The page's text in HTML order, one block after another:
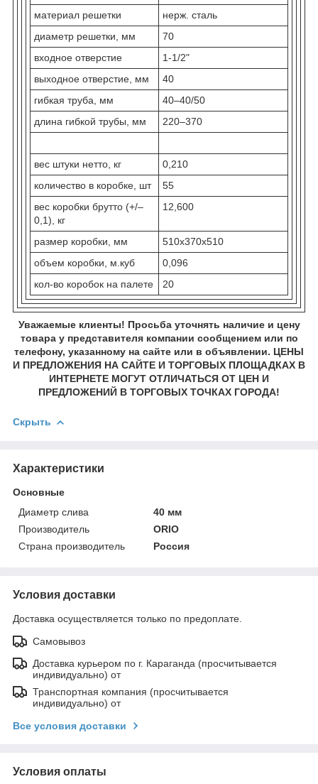
материал решетки
нерж. сталь
диаметр решетки, мм
70
входное отверстие
1-1/2"
выходное отверстие, мм
40
гибкая труба, мм
40–40/50
длина гибкой трубы, мм
220–370
вес штуки нетто, кг
0,210
количество в коробке, шт
55
вес коробки брутто (+/–
0,1), кг
12,600
размер коробки, мм
510x370x510
объем коробки, м.куб
0,096
кол-во коробок на палете
20
Уважаемые клиенты! Просьба уточнять наличие и цену
товара у представителя компании сообщением или по
телефону, указанному на сайте или в объявлении. ЦЕНЫ
И ПРЕДЛОЖЕНИЯ НА САЙТЕ И ТОРГОВЫХ ПЛОЩАДКАХ В
ИНТЕРНЕТЕ МОГУТ ОТЛИЧАТЬСЯ ОТ ЦЕН И
ПРЕДЛОЖЕНИЙ В ТОРГОВЫХ ТОЧКАХ ГОРОДА!
Скрыть
Характеристики
Основные
Диаметр слива
40 мм
Производитель
ORIO
Страна производитель
Россия
Условия доставки
Доставка осуществляется только по предоплате.
Самовывоз
Доставка курьером по г. Караганда (просчитывается
индивидуально) от
Транспортная компания (просчитывается
индивидуально) от
Все условия доставки
Условия оплаты